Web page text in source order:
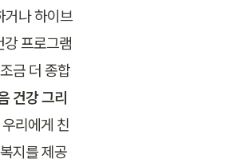
거나 하이브
프로그램
금 더 종합
건강 그리
우리에게 친
지를 제공